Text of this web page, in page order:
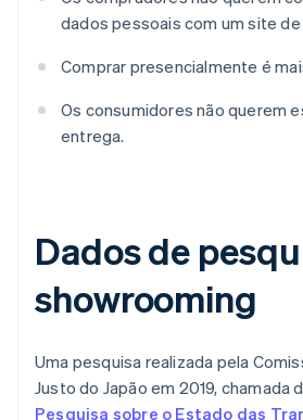
dados pessoais com um site
Comprar presencialmente é
Os consumidores não querem
entrega.
Dados de
showrooming
Uma pesquisa realizada pela
Justo do Japão em 2019, chamada
Pesquisa sobre o Estado das